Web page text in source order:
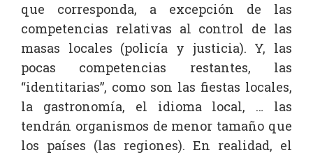
que corresponda, a excepción de las
competencias relativas al control de las
masas locales (policía y justicia). Y, las
pocas competencias restantes, las
“identitarias”, como son las fiestas locales,
la gastronomía, el idioma local, … las
tendrán organismos de menor tamaño que
los países (las regiones). En realidad, el